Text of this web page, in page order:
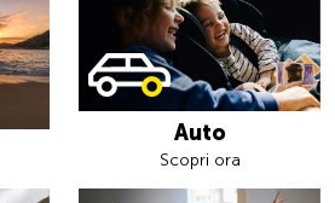
Auto
Scopri ora